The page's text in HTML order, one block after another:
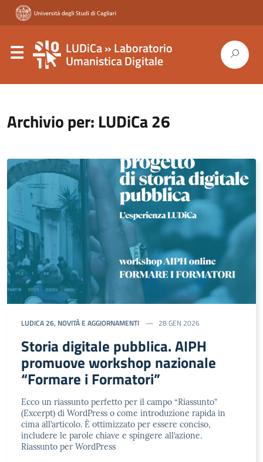
LUDiCa » Laboratorio
Umanistica Digitale
Archivio per: LUDiCa 26
LUDICA 26, NOVITÀ E AGGIORNAMENTI 28 GEN 2026
Storia digitale pubblica. AIPH
promuove workshop nazionale
“Formare i Formatori”
Ecco un riassunto perfetto per il campo “Riassunto”
(Excerpt) di WordPress o come introduzione rapida in
cima all’articolo. È ottimizzato per essere conciso,
includere le parole chiave e spingere all’azione.
Riassunto per WordPress